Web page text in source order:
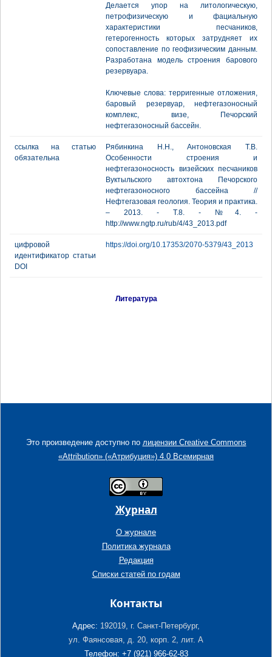
Делается упор на литологическую,
петрофизическую и фациальную
характеристики песчаников,
гетерогенность которых затрудняет их
сопоставление по геофизическим данным.
Разработана модель строения барового
резервуара.
Ключевые слова: терригенные отложения,
баровый резервуар, нефтегазоносный
комплекс, визе, Печорский
нефтегазоносный бассейн.
ссылка на статью
обязательна
Рябинкина Н.Н., Антоновская Т.В.
Особенности строения и
нефтегазоносность визейских песчаников
Вуктыльского автохтона Печорского
нефтегазоносного бассейна //
Нефтегазовая геология. Теория и практика.
– 2013. - Т.8. - №4. -
http://www.ngtp.ru/rub/4/43_2013.pdf
цифровой
идентификатор статьи
DOI
https://doi.org/10.17353/2070-5379/43_2013
Литература
Это произведение доступно по лицензии Creative Commons
«Attribution» («Атрибуция») 4.0 Всемирная
Журнал
О журнале
Политика журнала
Редакция
Списки статей по годам
Контакты
Адрес: 192019, г. Санкт-Петербург,
ул. Фаянсовая, д. 20, корп. 2, лит. А
Телефон: +7 (921) 966-62-83